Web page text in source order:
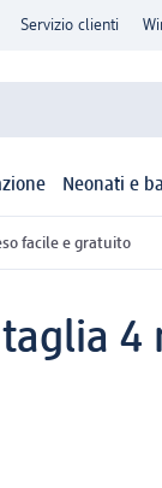
Servizio clienti
Neonati e
facile e gratuito
4